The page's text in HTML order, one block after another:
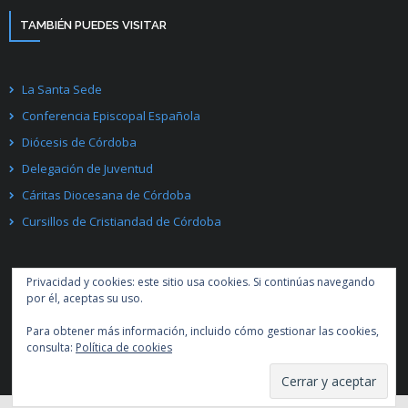
TAMBIÉN PUEDES VISITAR
La Santa Sede
Conferencia Episcopal Española
Diócesis de Córdoba
Delegación de Juventud
Cáritas Diocesana de Córdoba
Cursillos de Cristiandad de Córdoba
Desarrollado porThink Up Themes Ltd. Creado conWordPress.
Privacidad y cookies: este sitio usa cookies. Si continúas navegando
por él, aceptas su uso.
Para obtener más información, incluido cómo gestionar las cookies,
consulta: Política de cookies